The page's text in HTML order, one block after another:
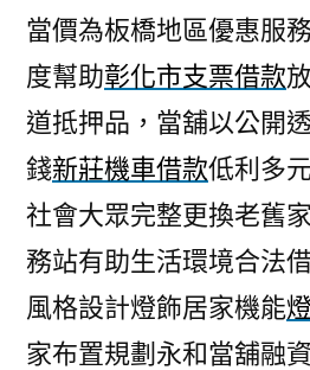
當價為板橋地區優惠服
度幫助彰化市支票借款
道抵押品，當舖以公開
錢新莊機車借款低利多
社會大眾完整更換老舊
務站有助生活環境合法
風格設計燈飾居家機能
家布置規劃永和當舖融